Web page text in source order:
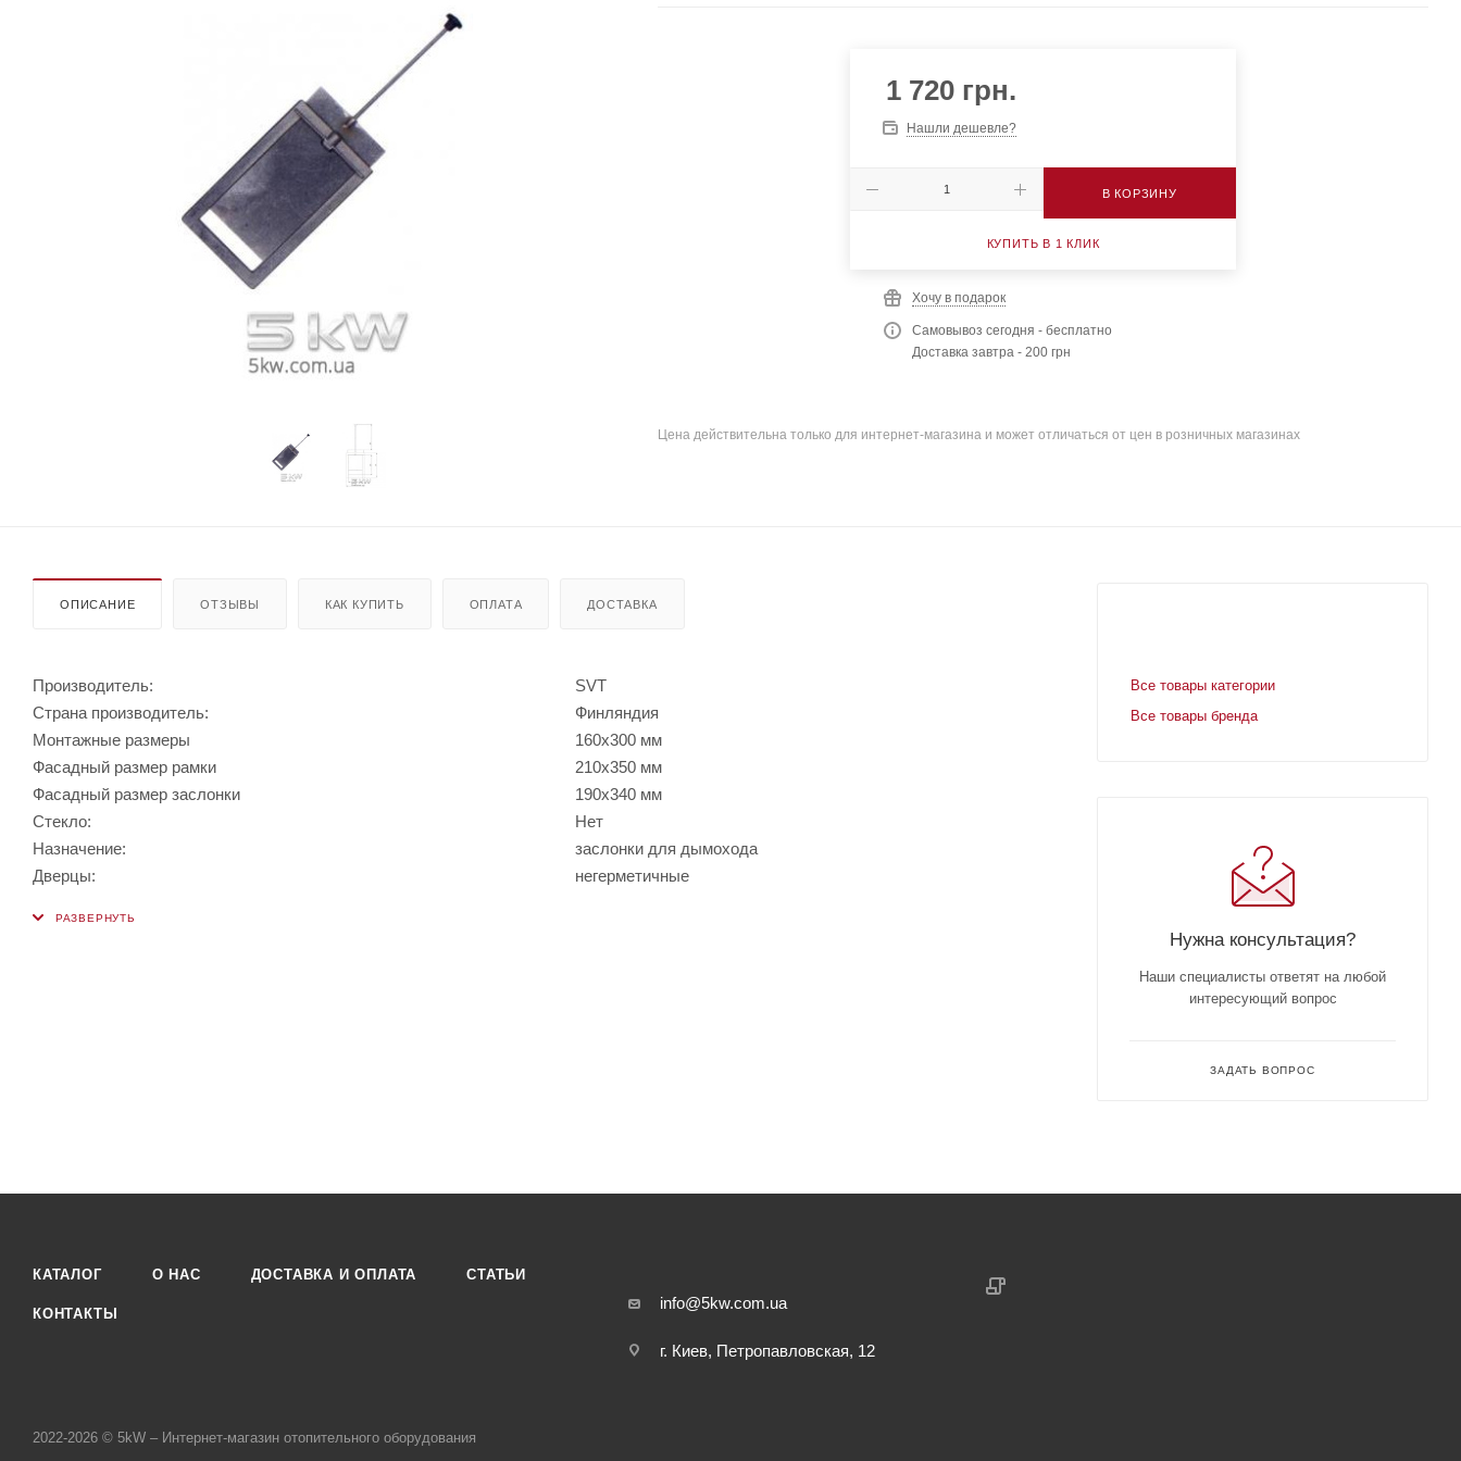
1 720 грн.
Нашли дешевле?
В КОРЗИНУ
КУПИТЬ В 1 КЛИК
Хочу в подарок
Самовывоз сегодня - бесплатно
Доставка завтра - 200 грн
Цена действительна только для интернет-магазина и может отличаться от цен в розничных магазинах
ОПИСАНИЕ ОТЗЫВЫ КАК КУПИТЬ ОПЛАТА ДОСТАВКА
Производитель:
SVT
Страна производитель:
Финляндия
Монтажные размеры
160x300 мм
Фасадный размер рамки
210x350 мм
Фасадный размер заслонки
190х340 мм
Стекло:
Нет
Назначение:
заслонки для дымохода
Дверцы:
негерметичные
Все товары категории
Все товары бренда
Нужна консультация?
Наши специалисты ответят на любой
интересующий вопрос
ЗАДАТЬ ВОПРОС
КАТАЛОГ О НАС ДОСТАВКА И ОПЛАТА СТАТЬИ
КОНТАКТЫ
info@5kw.com.ua
г. Киев, Петропавловская, 12
2022-2026 © 5kW – Интернет-магазин отопительного оборудования